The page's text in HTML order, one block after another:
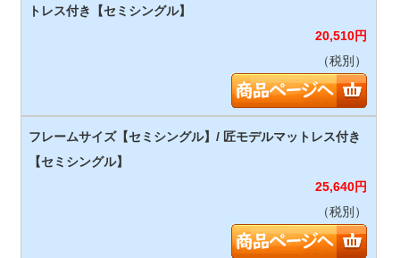
20,510円
（税別）
25,640円
（税別）